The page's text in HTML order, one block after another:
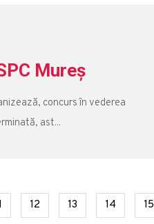
Mureș
concurs în vederea
ast...
(current)
12 (current)
13 (current)
14 (current)
15